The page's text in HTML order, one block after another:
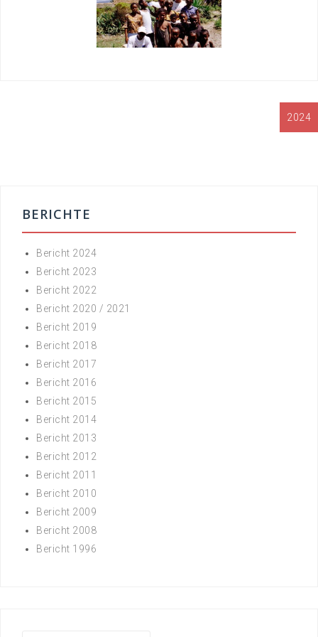
2024
BERICHTE
Bericht 2024
Bericht 2023
Bericht 2022
Bericht 2020 / 2021
Bericht 2019
Bericht 2018
Bericht 2017
Bericht 2016
Bericht 2015
Bericht 2014
Bericht 2013
Bericht 2012
Bericht 2011
Bericht 2010
Bericht 2009
Bericht 2008
Bericht 1996